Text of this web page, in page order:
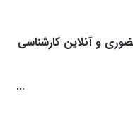
و آنلاین کارشناسی